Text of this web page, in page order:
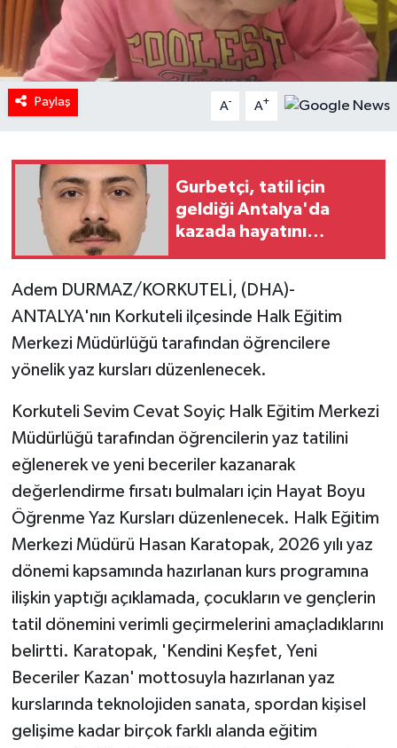
Paylaş A- A+
Gurbetçi, tatil için
geldiği Antalya'da
kazada hayatını
Adem DURMAZ/KORKUTELİ, (DHA)-
ANTALYA'nın Korkuteli ilçesinde Halk Eğitim
Merkezi Müdürlüğü tarafından öğrencilere
yönelik yaz kursları düzenlenecek.
Korkuteli Sevim Cevat Soyiç Halk Eğitim Merkezi
Müdürlüğü tarafından öğrencilerin yaz tatilini
eğlenerek ve yeni beceriler kazanarak
değerlendirme fırsatı bulmaları için Hayat Boyu
Öğrenme Yaz Kursları düzenlenecek. Halk Eğitim
Merkezi Müdürü Hasan Karatopak, 2026 yılı yaz
dönemi kapsamında hazırlanan kurs programına
ilişkin yaptığı açıklamada, çocukların ve gençlerin
tatil dönemini verimli geçirmelerini amaçladıklarını
belirtti. Karatopak, 'Kendini Keşfet, Yeni
Beceriler Kazan' mottosuyla hazırlanan yaz
kurslarında teknolojiden sanata, spordan kişisel
gelişime kadar birçok farklı alanda eğitim